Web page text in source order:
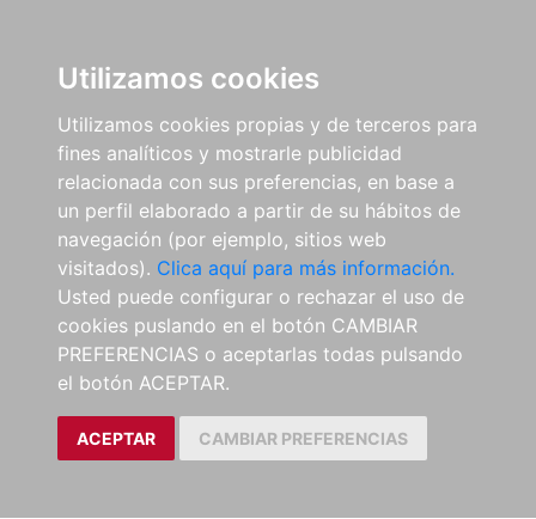
Utilizamos cookies
Utilizamos cookies propias y de terceros para
fines analíticos y mostrarle publicidad
relacionada con sus preferencias, en base a
un perfil elaborado a partir de su hábitos de
navegación (por ejemplo, sitios web
visitados). Clica aquí para más información.
Usted puede configurar o rechazar el uso de
cookies puslando en el botón CAMBIAR
PREFERENCIAS o aceptarlas todas pulsando
el botón ACEPTAR.
ACEPTAR CAMBIAR PREFERENCIAS